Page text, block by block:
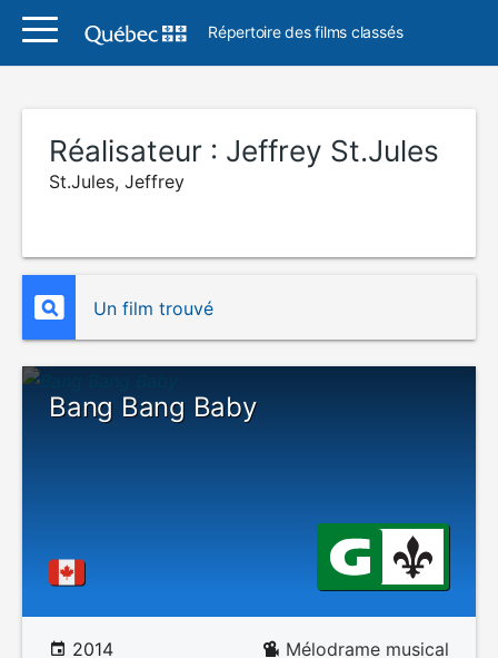
Répertoire des films classés
Réalisateur : Jeffrey St.Jules
St.Jules, Jeffrey
Un film trouvé
Bang Bang Baby
2014 Mélodrame musical